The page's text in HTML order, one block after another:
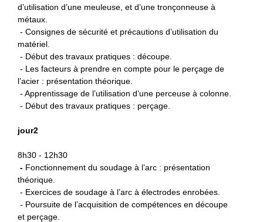
d’utilisation d’une meuleuse, et d’une tronçonneuse à
métaux.
- Consignes de sécurité et précautions d’utilisation du
matériel.
- Début des travaux pratiques : découpe.
- Les facteurs à prendre en compte pour le perçage de
l’acier : présentation théorique.
- Apprentissage de l’utilisation d’une perceuse à colonne.
- Début des travaux pratiques : perçage.
jour2
8h30 - 12h30
- Fonctionnement du soudage à l’arc : présentation
théorique.
- Exercices de soudage à l’arc à électrodes enrobées.
- Poursuite de l’acquisition de compétences en découpe
et perçage.